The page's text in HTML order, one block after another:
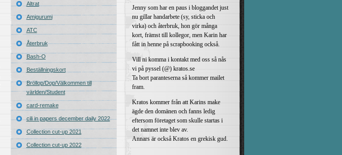
Altrat
Amigurumi
ATC
Återbruk
Bash-O
Beställningskort
Bröllop/Dop/Välkommen till
världen/Student
card-remake
cili in papers december daily 2022
Collection cut-up 2021
Collection cut-up 2022
Jenny som har en paus i bloggandet just
nu gillar handarbete (sy, sticka och
virka) och återbruk, hon gör många
kort, främst till kollegor, men Karin har
fått in henne på scrapbooking också.
Vill ni komma i kontakt med oss så nås
vi på pyssel (@) kratos.se
Ta bort paranteserna så kommer mailet
fram.
Kratos kommer från att Karins make
ägde den domänen och fanns ledig
eftersom företaget som skulle startas i
det namnet inte blev av.
Annars är också Kratos en grekisk gud.